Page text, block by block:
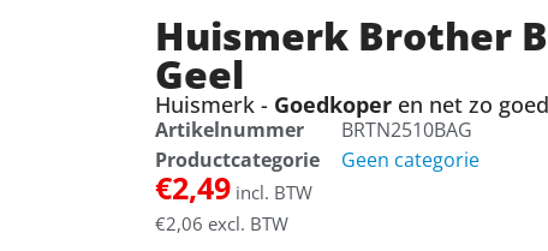
Huismerk Brother
Geel
Huismerk - Goedkoperen net zo
Artikelnummer
BRTN2510BAG
Productcategorie
Geen categorie
€2,49incl. BTW
€2,06 excl. BTW